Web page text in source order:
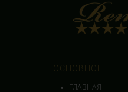
ОСНОВНОЕ
ГЛАВНАЯ